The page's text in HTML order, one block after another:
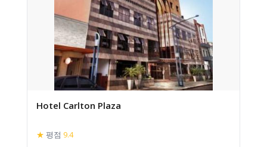
Hotel Carlton Plaza
★ 평점 9.4